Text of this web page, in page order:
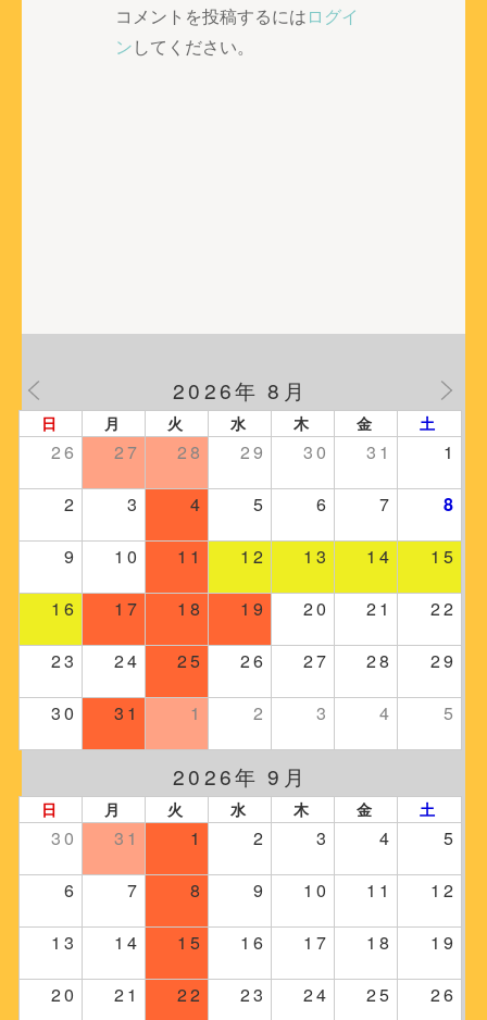
コメントを投稿するにはログイ
ンしてください。
2026年 8月
日 月 火 水 木 金 土
26 27 28 29 30 31 1
2 3 4 5 6 7 8
9 10 11 12 13 14 15
16 17 18 19 20 21 22
23 24 25 26 27 28 29
30 31 1 2 3 4 5
2026年 9月
日 月 火 水 木 金 土
30 31 1 2 3 4 5
6 7 8 9 10 11 12
13 14 15 16 17 18 19
20 21 22 23 24 25 26